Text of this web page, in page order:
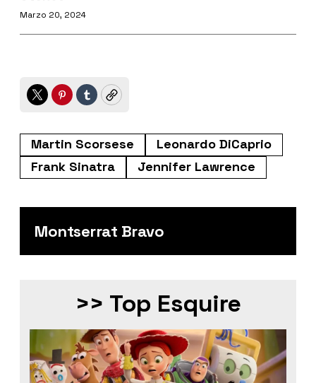
Marzo 20, 2024
TwitterPinterest
TumblrCopy
Martin Scorsese
Leonardo DiCaprio
Frank Sinatra
Jennifer Lawrence
Montserrat Bravo
>> Top Esquire